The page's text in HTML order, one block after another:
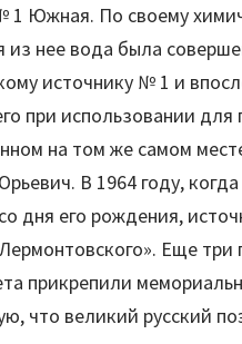
1 Южная. По своему
из нее вода была
источнику № 1 и
при использовании для
на том же самом
В 1964 году,
дня его рождения,
Еще три
прикрепили
что великий русский